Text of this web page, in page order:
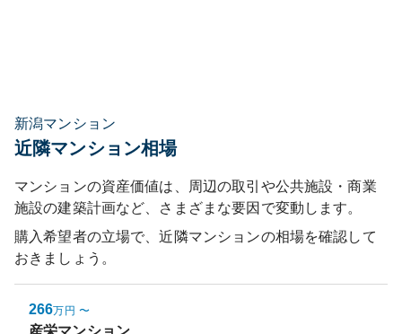
新潟マンション
近隣マンション相場
マンションの資産価値は、周辺の取引や公共施設・商業
施設の建築計画など、さまざまな要因で変動します。
購入希望者の立場で、近隣マンションの相場を確認して
おきましょう。
266万円 〜
産栄マンション